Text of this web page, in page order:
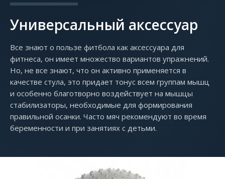
Универсальный аксессуар
Все знают о пользе фитбола как аксессуара для
фитнеса, он имеет множество вариантов упражнений.
Но, не все знают, что он активно применяется в
качестве стула, это придает тонус всем группам мышц
и особенно благотворно воздействует на мышцы
стабилизаторы, необходимые для формирования
правильной осанки. Часто мяч рекомендуют во время
беременности и при занятиях с детьми.